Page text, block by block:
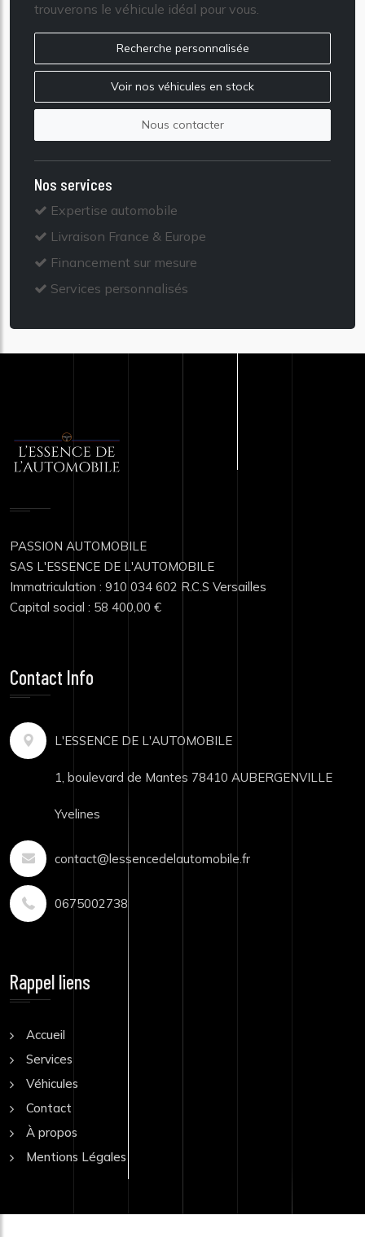
trouverons le véhicule idéal pour vous.
Recherche personnalisée
Voir nos véhicules en stock
Nous contacter
Nos services
Expertise automobile
Livraison France & Europe
Financement sur mesure
Services personnalisés
PASSION AUTOMOBILE
SAS L'ESSENCE DE L'AUTOMOBILE
Immatriculation : 910 034 602 R.C.S Versailles
Capital social : 58 400,00 €
Contact Info
L'ESSENCE DE L'AUTOMOBILE
1, boulevard de Mantes 78410 AUBERGENVILLE
Yvelines
contact@lessencedelautomobile.fr
0675002738
Rappel liens
Accueil
Services
Véhicules
Contact
À propos
Mentions Légales